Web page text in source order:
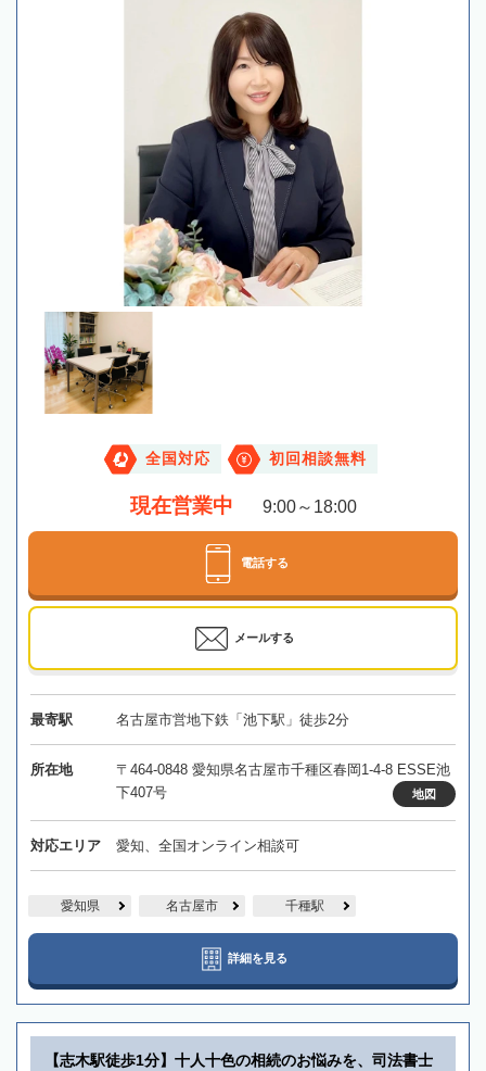
全国対応 初回相談無料
現在営業中 9:00～18:00
電話する
メールする
最寄駅 名古屋市営地下鉄「池下駅」徒歩2分
所在地
〒464-0848 愛知県名古屋市千種区春岡1-4-8 ESSE池
下407号
地図
対応エリア 愛知、全国オンライン相談可
愛知県 名古屋市 千種駅
詳細を見る
【志木駅徒歩1分】十人十色の相続のお悩みを、司法書士